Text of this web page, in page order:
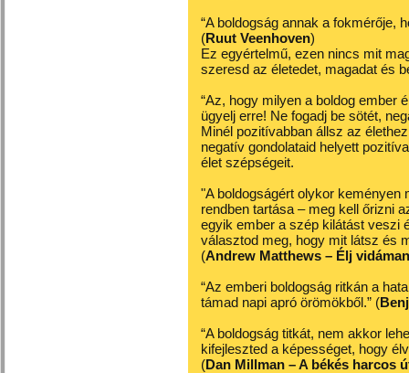
“A boldogság annak a fokmérője,
(Ruut Veenhoven)
Ez egyértelmű, ezen nincs mit
szeresd az életedet, magadat és
“Az, hogy milyen a boldog ember
ügyelj erre! Ne fogadj be sötét,
Minél pozitívabban állsz az
negatív gondolataid helyett
élet szépségeit.
"A boldogságért olykor keményen
rendben tartása – meg kell őrizni
egyik ember a szép kilátást veszi
választod meg, hogy mit látsz és
(Andrew Matthews – Élj
“Az emberi boldogság ritkán a
támad napi apró örömökből.” (
“A boldogság titkát, nem akkor
kifejleszted a képességet, hogy
(Dan Millman – A békés harcos